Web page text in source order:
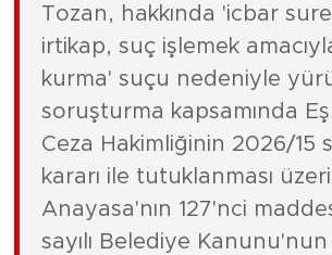
Tozan, hakkında 'icbar
irtikap, suç işlemek
kurma' suçu nedeniyle
soruşturma kapsamında
Ceza Hakimliğinin 2026/15
kararı ile tutuklanması
Anayasa'nın 127'nci
sayılı Belediye